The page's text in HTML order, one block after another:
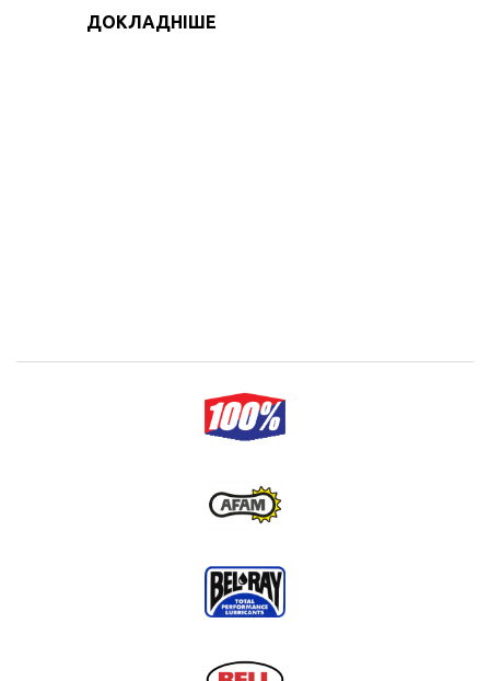
ДОКЛАДНІШЕ